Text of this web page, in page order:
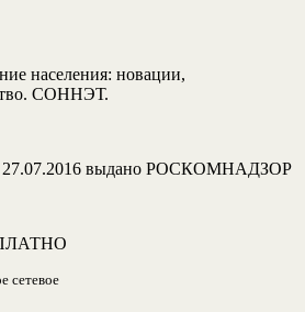
населения: новации,
СОННЭТ.
27.07.2016 выдано РОСКОМНАДЗОР
сетевое